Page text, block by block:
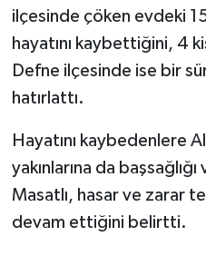
ilçesinde çöken evdeki
hayatını kaybettiğini, 4
Defne ilçesinde ise bir
hatırlattı.
Hayatını kaybedenlere
yakınlarına da
Masatlı, hasar ve zarar
devam ettiğini belirtti.